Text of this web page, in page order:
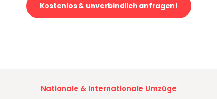
Kostenlos & unverbindlich anfragen!
Nationale & Internationale Umzüge